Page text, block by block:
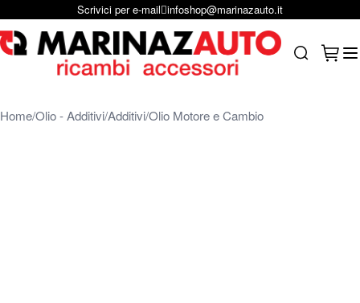
Salta al contenutoScrivici per e-mail infoshop@marinazauto.it
HomeOlio - AdditiviAdditiviOlio Motore e Cambio